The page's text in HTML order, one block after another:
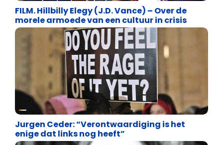
FILM. Hillbilly Elegy (J.D. Vance) – Over de
morele armoede van een cultuur in crisis
Uncategorized
Jurgen Ceder: “Verontwaardiging is het
enige dat links nog heeft”